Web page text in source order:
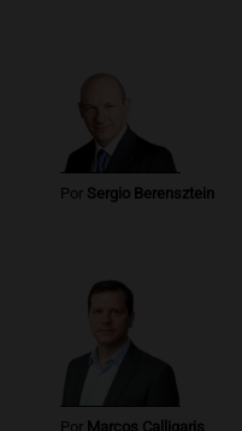
Por Sergio Berensztein
Por Marcos Calligaris